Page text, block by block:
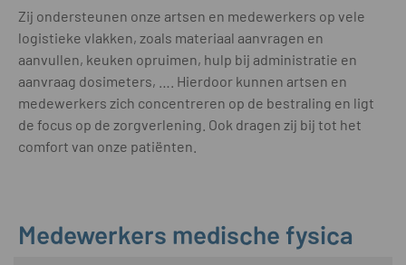
Zij ondersteunen onze artsen en medewerkers op vele
logistieke vlakken, zoals materiaal aanvragen en
aanvullen, keuken opruimen, hulp bij administratie en
aanvraag dosimeters, …. Hierdoor kunnen artsen en
medewerkers zich concentreren op de bestraling en ligt
de focus op de zorgverlening. Ook dragen zij bij tot het
comfort van onze patiënten.
Medewerkers medische fysica